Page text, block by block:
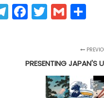
Telegram
Facebook
Twitter
Gmail
PRESENTING JAPAN'S